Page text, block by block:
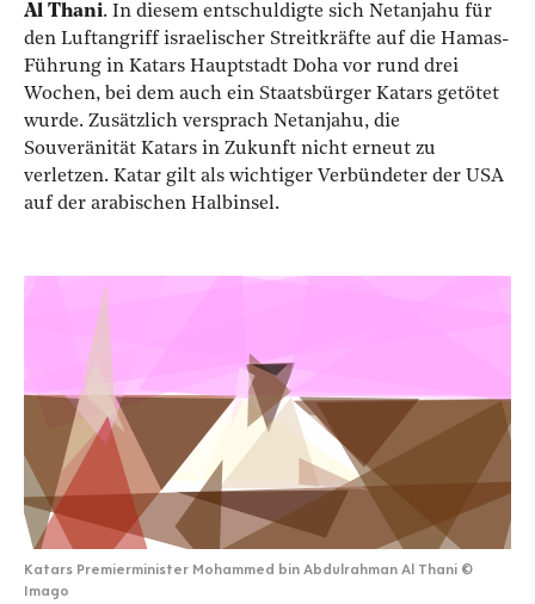
Al Thani. In diesem entschuldigte sich Netanjahu für
den Luftangriff israelischer Streitkräfte auf die Hamas-
Führung in Katars Hauptstadt Doha vor rund drei
Wochen, bei dem auch ein Staatsbürger Katars getötet
wurde. Zusätzlich versprach Netanjahu, die
Souveränität Katars in Zukunft nicht erneut zu
verletzen. Katar gilt als wichtiger Verbündeter der USA
auf der arabischen Halbinsel.
Katars Premierminister Mohammed bin Abdulrahman Al Thani ©
Imago